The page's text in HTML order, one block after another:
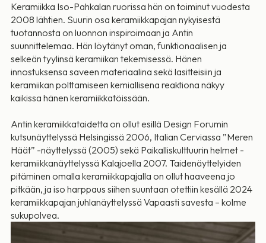
Keramiikka Iso-Pahkalan ruorissa hän on toiminut vuodesta
2008 lähtien. Suurin osa keramiikkapajan nykyisestä
tuotannosta on luonnon inspiroimaan ja Antin
suunnittelemaa. Hän löytänyt oman, funktionaalisen ja
selkeän tyylinsä keramiikan tekemisessä. Hänen
innostuksensa saveen materiaalina sekä lasitteisiin ja
keramiikan polttamiseen kemiallisena reaktiona näkyy
kaikissa hänen keramiikkatöissään.
Antin keramiikkataidetta on ollut esillä Design Forumin
kutsunäyttelyssä Helsingissä 2006, Italian Cerviassa ”Meren
Häät” -näyttelyssä (2005) sekä Paikalliskulttuurin helmet -
keramiikkanäyttelyssä Kalajoella 2007. Taidenäyttelyiden
pitäminen omalla keramiikkapajalla on ollut haaveena jo
pitkään, ja iso harppaus siihen suuntaan otettiin kesällä 2024
keramiikkapajan juhlanäyttelyssä Vapaasti savesta – kolme
sukupolvea.